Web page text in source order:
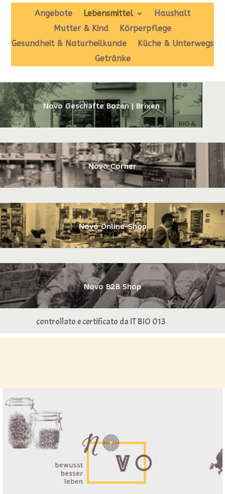
Angebote Lebensmittel
Haushalt
Mutter & Kind
Körperpflege
Gesundheit & Naturheilkunde
Küche & Unterwegs
Getränke
Novo Geschäfte Bozen | Brixen
Novo Corner
Novo Online-Shop
Novo B2B Shop
controllato e certificato da IT BIO 013